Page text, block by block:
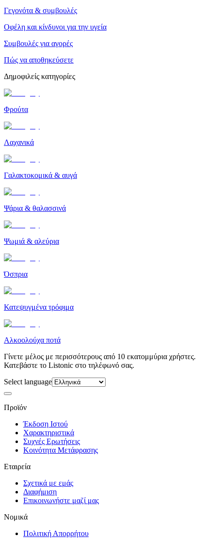
Γεγονότα & συμβουλές
Οφέλη και κίνδυνοι για την υγεία
Συμβουλές για αγορές
Πώς να αποθηκεύσετε
Δημοφιλείς κατηγορίες
Φρούτα
Λαχανικά
Γαλακτοκομικά & αυγά
Ψάρια & θαλασσινά
Ψωμιά & αλεύρια
Όσπρια
Κατεψυγμένα τρόφιμα
Αλκοολούχα ποτά
Γίνετε μέλος με περισσότερους από 10 εκατομμύρια χρήστες.
Κατεβάστε το Listonic στο τηλέφωνό σας.
Select language
Προϊόν
Έκδοση Ιστού
Χαρακτηριστικά
Συχνές Ερωτήσεις
Κοινότητα Μετάφρασης
Εταιρεία
Σχετικά με εμάς
Διαφήμιση
Επικοινωνήστε μαζί μας
Νομικά
Πολιτική Απορρήτου